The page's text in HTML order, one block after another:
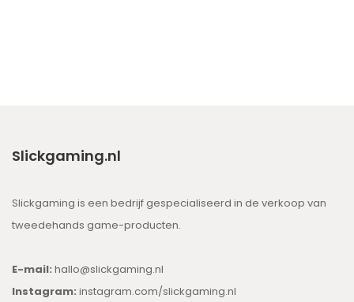
Slickgaming.nl
Slickgaming is een bedrijf gespecialiseerd in de verkoop van
tweedehands game-producten.
E-mail: hallo@slickgaming.nl
Instagram: instagram.com/slickgaming.nl